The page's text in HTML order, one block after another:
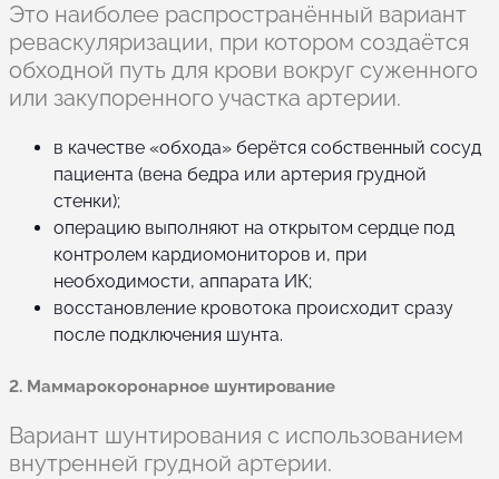
Это наиболее распространённый вариант
реваскуляризации, при котором создаётся
обходной путь для крови вокруг суженного
или закупоренного участка артерии.
в качестве «обхода» берётся собственный сосуд
пациента (вена бедра или артерия грудной
стенки);
операцию выполняют на открытом сердце под
контролем кардиомониторов и, при
необходимости, аппарата ИК;
восстановление кровотока происходит сразу
после подключения шунта.
2. Маммарокоронарное шунтирование
Вариант шунтирования с использованием
внутренней грудной артерии.